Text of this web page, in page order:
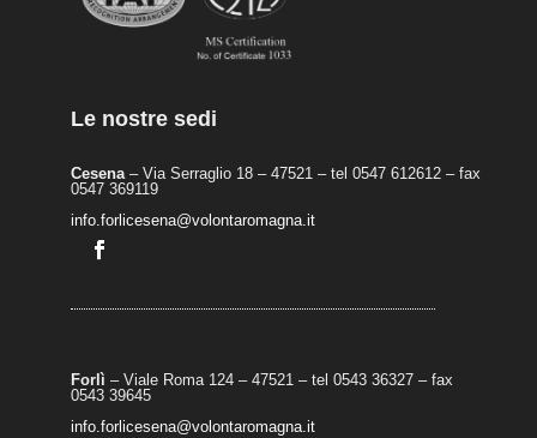
Le nostre sedi
Cesena– Via Serraglio 18 – 47521 – tel 0547 612612 – fax
0547 369119
info.forlicesena@volontaromagna.it
Forlì – Viale Roma 124 – 47521 – tel 0543 36327 – fax
0543 39645
info.forlicesena@volontaromagna.it